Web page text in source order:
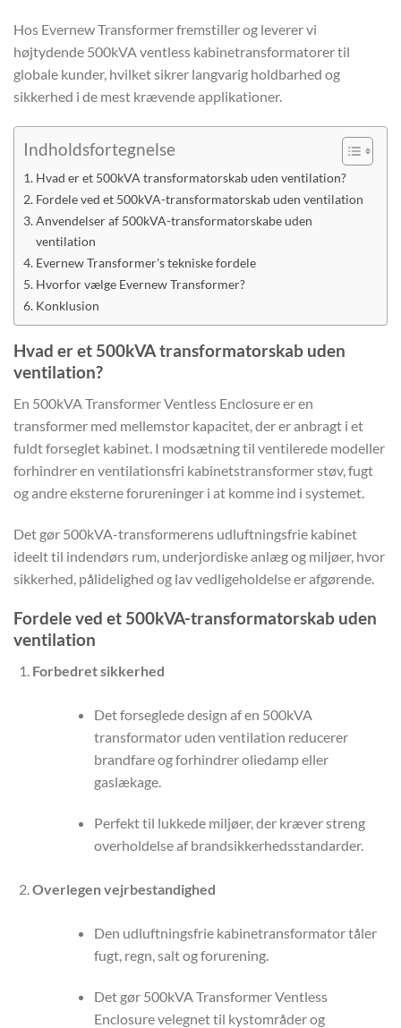
Hos Evernew Transformer fremstiller og leverer vi
højtydende 500kVA ventless kabinetransformatorer til
globale kunder, hvilket sikrer langvarig holdbarhed og
sikkerhed i de mest krævende applikationer.
Indholdsfortegnelse
Hvad er et 500kVA transformatorskab uden ventilation?
Fordele ved et 500kVA-transformatorskab uden ventilation
Anvendelser af 500kVA-transformatorskabe uden
ventilation
Evernew Transformer's tekniske fordele
Hvorfor vælge Evernew Transformer?
Konklusion
Hvad er et 500kVA transformatorskab uden
ventilation?
En 500kVA Transformer Ventless Enclosure er en
transformer med mellemstor kapacitet, der er anbragt i et
fuldt forseglet kabinet. I modsætning til ventilerede modeller
forhindrer en ventilationsfri kabinetstransformer støv, fugt
og andre eksterne forureninger i at komme ind i systemet.
Det gør 500kVA-transformerens udluftningsfrie kabinet
ideelt til indendørs rum, underjordiske anlæg og miljøer, hvor
sikkerhed, pålidelighed og lav vedligeholdelse er afgørende.
Fordele ved et 500kVA-transformatorskab uden
ventilation
Forbedret sikkerhed
Det forseglede design af en 500kVA
transformator uden ventilation reducerer
brandfare og forhindrer oliedamp eller
gaslækage.
Perfekt til lukkede miljøer, der kræver streng
overholdelse af brandsikkerhedsstandarder.
Overlegen vejrbestandighed
Den udluftningsfrie kabinetransformator tåler
fugt, regn, salt og forurening.
Det gør 500kVA Transformer Ventless
Enclosure velegnet til kystområder og